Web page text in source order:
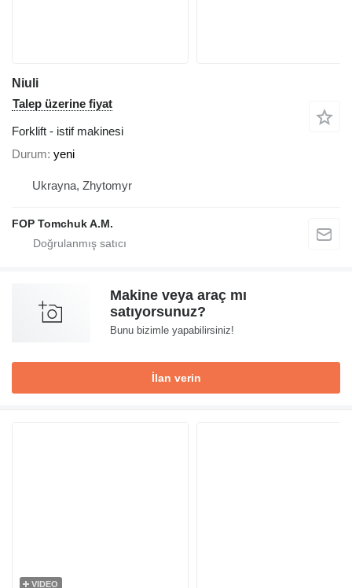
Niuli
Talep üzerine fiyat
Forklift - istif makinesi
Durum yeni
Ukrayna, Zhytomyr
FOP Tomchuk A.M.
Makine veya araç mı
satıyorsunuz?
Bunu bizimle yapabilirsiniz!
İlan verin
VIDEO